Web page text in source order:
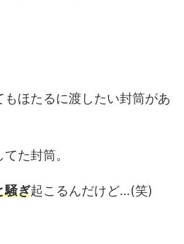
ほたるに渡したい封筒があ
た封筒。
騒ぎ起こるんだけど…(笑)